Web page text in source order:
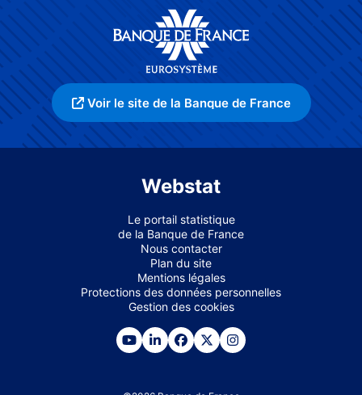
Voir le site de la Banque de France
Webstat
Le portail statistique
de la Banque de France
Nous contacter
Plan du site
Mentions légales
Protections des données personnelles
Gestion des cookies